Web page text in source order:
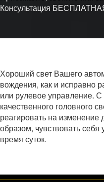
Консультация
Хороший свет Вашего
вождения, как и исправно
или рулевое управление.
качественного головного
реагировать на изменение
образом, чувствовать
время суток.